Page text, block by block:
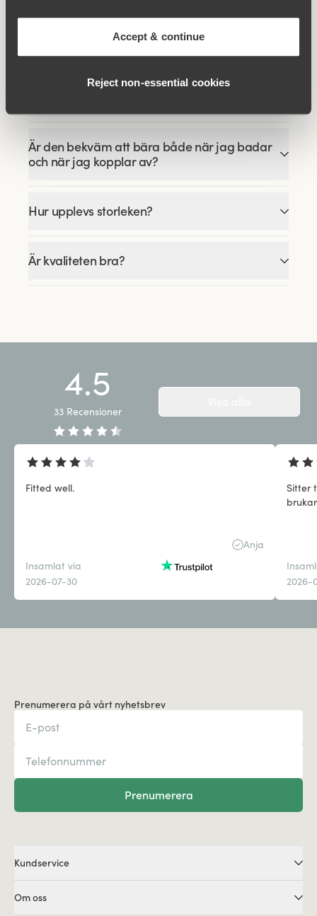
Accept & continue
Reject non‑essential cookies
Sitter Maya bikinitrosan verkligen högt i
Är den bekväm att bära både när jag badar
och när jag kopplar av?
Hur upplevs storleken?
Är kvaliteten bra?
4.5
33 Recensioner
Fitted well.
Anja
Insamlat via
2026-07-30
Sitter
2026-
Prenumerera på vårt nyhetsbrev
Prenumerera
Kundservice
Om oss